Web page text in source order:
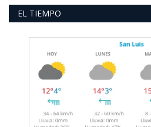
EL TIEMPO